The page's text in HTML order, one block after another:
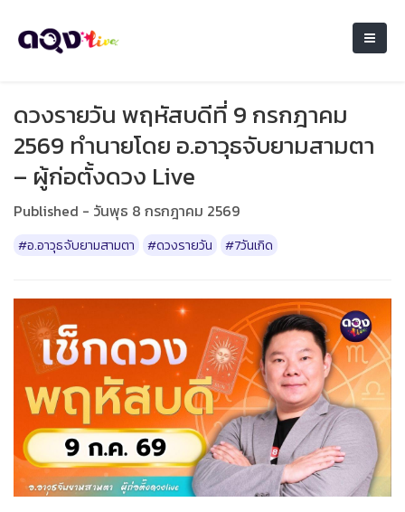
ดวงรายวัน พฤหัสบดีที่ 9 กรกฎาคม
2569 ทำนายโดย อ.อาวุธจับยามสามตา
– ผู้ก่อตั้งดวง Live
Published - วันพุธ 8 กรกฎาคม 2569
#อ.อาวุธจับยามสามตา #ดวงรายวัน #7วันเกิด